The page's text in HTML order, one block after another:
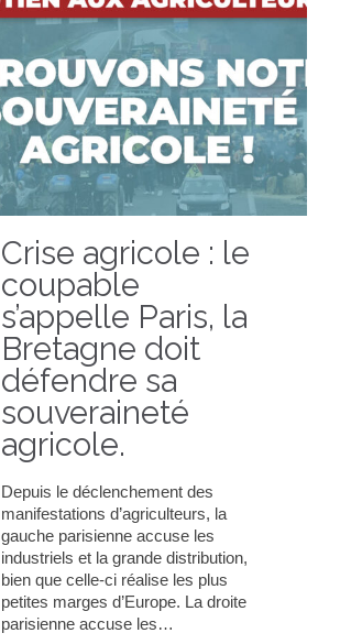
Crise agricole : le
coupable
s’appelle Paris, la
Bretagne doit
défendre sa
souveraineté
agricole.
Depuis le déclenchement des
manifestations d’agriculteurs, la
gauche parisienne accuse les
industriels et la grande distribution,
bien que celle-ci réalise les plus
petites marges d’Europe. La droite
parisienne accuse les…